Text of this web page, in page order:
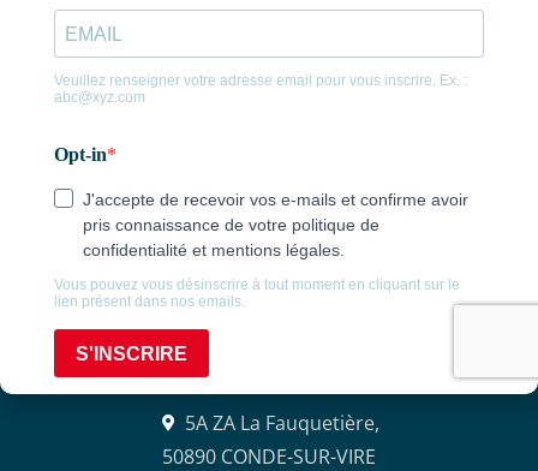
Un seul mail pour toutes nos
agences :
contact@agencealix.fr
CONDÉ-SUR-VIRE
5A ZA La Fauquetière,
50890 CONDE-SUR-VIRE